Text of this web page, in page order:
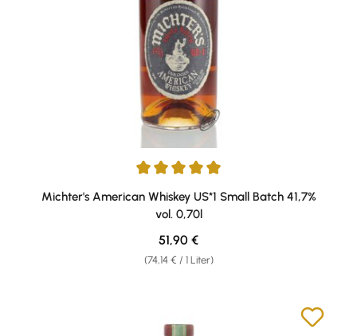
Durchschnittliche Bewertung von 4.94 von 5 Sternen
Michter's American Whiskey US*1 Small Batch 41,7%
vol. 0,70l
(74,14 € / 1 Liter)
Regulärer Preis:
51,90 €